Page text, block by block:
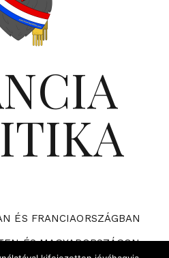
ÉS FRANCIAORSZÁGBAN
ÉS MAGYARORSZÁGON